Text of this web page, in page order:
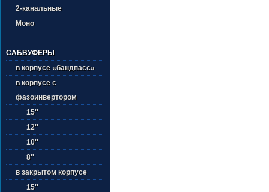
2-канальные
Моно
САБВУФЕРЫ
в корпусе «бандпасс»
в корпусе с
фазоинвертором
15''
12''
10''
8''
в закрытом корпусе
15''